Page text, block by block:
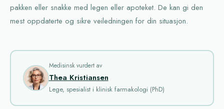
pakken eller snakke med legen eller apoteket. De kan gi den
mest oppdaterte og sikre veiledningen for din situasjon.
Medisinsk vurdert av
Thea Kristiansen
Lege, spesialist i klinisk farmakologi (PhD)